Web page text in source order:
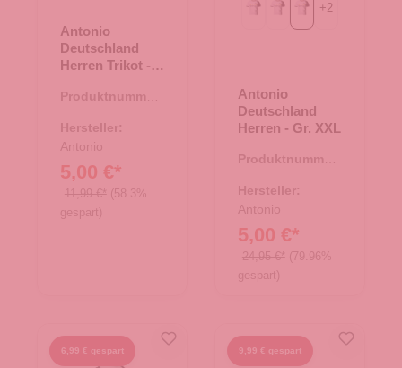
Antonio
Deutschland
Herren Trikot -
Produktnummer:
Hersteller:
Antonio
5,00 €*
11,99 €* (58.3%
gespart)
Gr. L Gr. M Gr. XXL
+2
Antonio
Deutschland
Herren - Gr. XXL
Produktnummer:
Hersteller:
Antonio
5,00 €*
24,95 €* (79.96%
gespart)
6,99 € gespart 9,99 € gespart